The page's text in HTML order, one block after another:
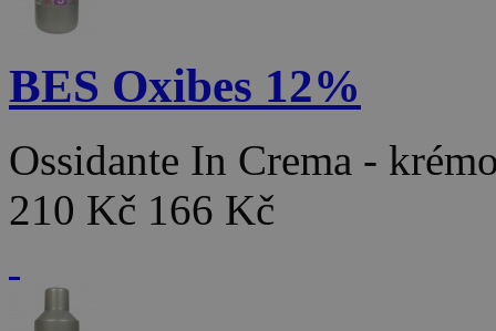
BES Oxibes 12%
Ossidante In Crema -
210 Kč 166 Kč